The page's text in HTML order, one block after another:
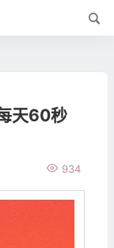
天60秒
934